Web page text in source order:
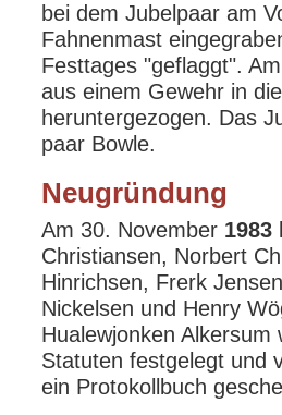
bei dem Jubelpaar am
Fahnenmast
Festtages "geflaggt".
aus einem Gewehr in
heruntergezogen. Das
paar Bowle.
Neugründung
Am 30. November 1983
Christiansen, Norbert
Hinrichsen, Frerk
Nickelsen und Henry
Hualewjonken
Statuten festgelegt und
ein Protokollbuch